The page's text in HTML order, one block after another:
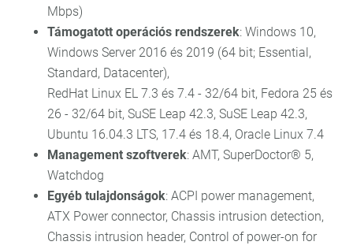
Mbps)
Támogatott operációs rendszerek: Windows 10,
Windows Server 2016 és 2019 (64 bit; Essential,
Standard, Datacenter),
RedHat Linux EL 7.3 és 7.4 - 32/64 bit, Fedora 25 és
26 - 32/64 bit, SuSE Leap 42.3, SuSE Leap 42.3,
Ubuntu 16.04.3 LTS, 17.4 és 18.4, Oracle Linux 7.4
Management szoftverek: AMT, SuperDoctor® 5,
Watchdog
Egyéb tulajdonságok: ACPI power management,
ATX Power connector, Chassis intrusion detection,
Chassis intrusion header, Control of power-on for